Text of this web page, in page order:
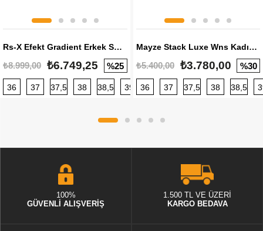
Rs-X Efekt Gradient Erkek Sneaker
₺8.999,00 ₺6.749,25 %25
36 37 37,5 38 38,5 39 40 40,5 41 42 42,5
Mayze Stack Luxe Wns Kadın Sneaker
₺5.400,00 ₺3.780,00 %30
36 37 37,5 38 38,5
100%
GÜVENLİ ALIŞVERİŞ
1.500 TL VE ÜZERİ
KARGO BEDAVA